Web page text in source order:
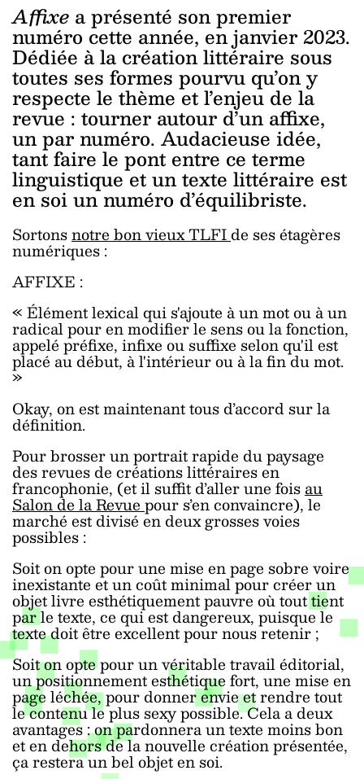
Affixe a présenté son premier
numéro cette année, en janvier 2023.
Dédiée à la création littéraire sous
toutes ses formes pourvu qu’on y
respecte le thème et l’enjeu de la
revue : tourner autour d’un affixe,
un par numéro. Audacieuse idée,
tant faire le pont entre ce terme
linguistique et un texte littéraire est
en soi un numéro d’équilibriste.
Sortonsnotre bon vieux TLFIde ses étagères
numériques :
AFFIXE :
« Élément lexical qui s'ajoute à un mot ou à un
radical pour en modifier le sens ou la fonction,
appelé préfixe, infixe ou suffixe selon qu'il est
placé au début, à l'intérieur ou à la fin du mot.
»
Okay, on est maintenant tous d’accord sur la
définition.
Pour brosser un portrait rapide du paysage
des revues de créations littéraires en
francophonie, (et il suffit d’aller une foisau
Salon de la Revuepour s’en convaincre), le
marché est divisé en deux grosses voies
possibles :
Soit on opte pour une mise en page sobre voire
inexistante et un coût minimal pour créer un
objet livre esthétiquement pauvre où tout tient
par le texte, ce qui est dangereux, puisque le
texte doit être excellent pour nous retenir ;
Soit on opte pour un véritable travail éditorial,
un positionnement esthétique fort, une mise en
page léchée, pour donner envie et rendre tout
le contenu le plus sexy possible. Cela a deux
avantages : on pardonnera un texte moins bon
et en dehors de la nouvelle création présentée,
ça restera un bel objet en soi.